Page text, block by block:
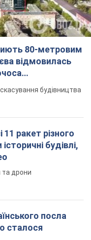
80-метровим
відмовилась
будівництва
ракет різного
будівлі,
та дрони
посла
сталося